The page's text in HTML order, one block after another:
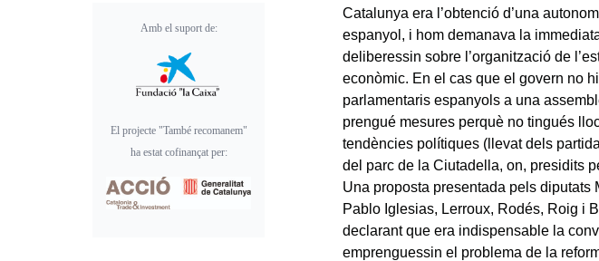
Catalunya era l’obtenció d’una
espanyol, i hom demanava la
deliberessin sobre l’organització de
econòmic. En el cas que el govern no
parlamentaris espanyols a una
prengué mesures perquè no tingués
tendències polítiques (llevat dels
del parc de la Ciutadella, on, presidits
Una proposta presentada pels
Pablo Iglesias, Lerroux, Rodés, Roig i
declarant que era indispensable la
emprenguessin el problema de la
Amb el suport de:
El projecte "També recomanem"
ha estat cofinançat per: